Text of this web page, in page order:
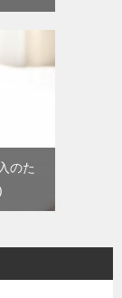
のた